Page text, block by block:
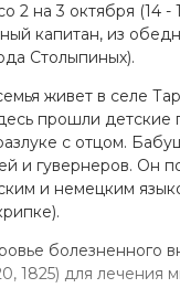
2 на 3 октября (14
капитан, из
Столыпиных).
живет в селе
прошли детские
с отцом.
и гувернеров. Он
и немецким
болезненного
1825) для